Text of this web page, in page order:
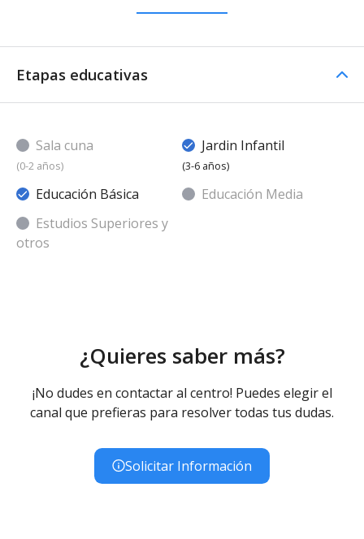
Etapas educativas
Sala cuna
(0-2 años)
Jardin Infantil
(3-6 años)
Educación Básica
Educación Media
Estudios Superiores y
otros
¿Quieres saber más?
¡No dudes en contactar al centro! Puedes elegir el
canal que prefieras para resolver todas tus dudas.
Solicitar Información